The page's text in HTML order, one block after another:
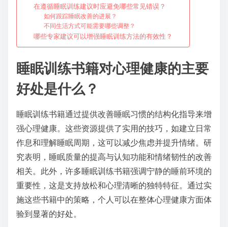
在遵循睡眠训练建议时应避免哪些常见错误？
如何跟踪睡眠改善的进展？
不同生活方式可能需要哪些调整？
哪些专家建议可以增强睡眠训练方法的有效性？
睡眠训练书籍对心理健康的主要
好处是什么？
睡眠训练书籍通过提供改善睡眠习惯的结构化指导来增
强心理健康。这些资源提供了实用的技巧，如建立日常
作息和理解睡眠周期，这可以减少焦虑并提升情绪。研
究表明，睡眠质量的提高与认知功能和情绪韧性的改善
相关。此外，许多睡眠训练书籍强调宁静的睡前环境的
重要性，这是支持放松和心理清晰的独特特征。通过实
施这些书籍中的策略，个人可以在整体心理健康方面体
验到显著的好处。